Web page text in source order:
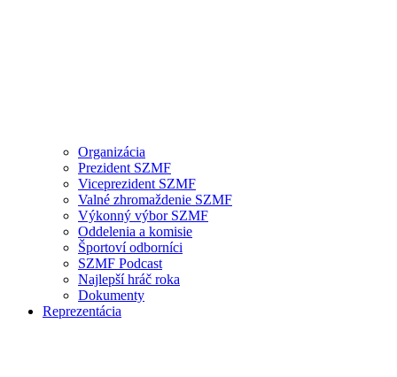
Organizácia
Prezident SZMF
Viceprezident SZMF
Valné zhromaždenie SZMF
Výkonný výbor SZMF
Oddelenia a komisie
Športoví odborníci
SZMF Podcast
Najlepší hráč roka
Dokumenty
Reprezentácia